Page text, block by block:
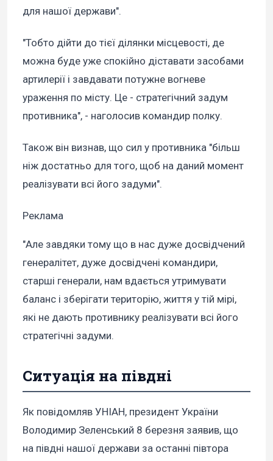
для нашої держави".
"Тобто дійти до тієї ділянки місцевості, де
можна буде уже спокійно діставати засобами
артилерії і завдавати потужне вогневе
ураження по місту. Це - стратегічний задум
противника", - наголосив командир полку.
Також він визнав, що сил у противника "більш
ніж достатньо для того, щоб на даний момент
реалізувати всі його задуми".
Реклама
"Але завдяки тому що в нас дуже досвідчений
генералітет, дуже досвідчені командири,
старші генерали, нам вдається утримувати
баланс і зберігати територію, життя у тій мірі,
які не дають противнику реалізувати всі його
стратегічні задуми.
Ситуація на півдні
Як повідомляв УНІАН, президент України
Володимир Зеленський 8 березня заявив, що
на півдні нашої держави за останні півтора